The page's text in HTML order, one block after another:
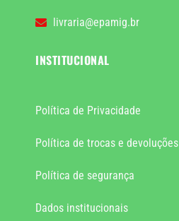
livraria@epamig.br
INSTITUCIONAL
Política de Privacidade
Política de trocas e devoluções
Política de segurança
Dados institucionais